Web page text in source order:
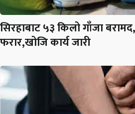
सिरहाबाट ५३ किलो गाँजा
फरार,खोजि कार्य जारी